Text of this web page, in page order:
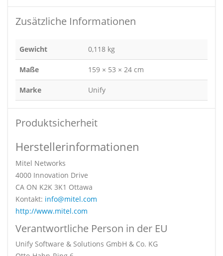
Zusätzliche Informationen
Gewicht 0,118 kg
Maße 159 × 53 × 24 cm
Marke Unify
Produktsicherheit
Herstellerinformationen
Mitel Networks
4000 Innovation Drive
CA ON K2K 3K1 Ottawa
Kontakt: info@mitel.com
http://www.mitel.com
Verantwortliche Person in der EU
Unify Software & Solutions GmbH & Co. KG